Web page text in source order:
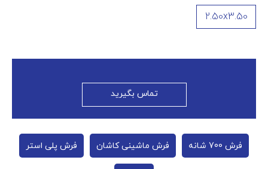
2.50x3.50
تماس بگیرید
فرش 700 شانه فرش ماشینی کاشان فرش پلی استر